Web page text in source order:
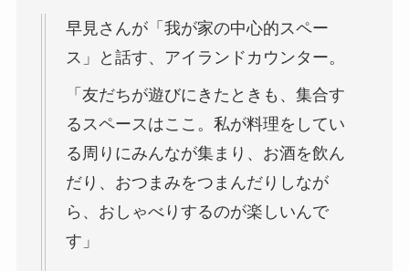
早見さんが「我が家の中心的スペー
ス」と話す、アイランドカウンター。
「友だちが遊びにきたときも、集合す
るスペースはここ。私が料理をしてい
る周りにみんなが集まり、お酒を飲ん
だり、おつまみをつまんだりしなが
ら、おしゃべりするのが楽しいんで
す」